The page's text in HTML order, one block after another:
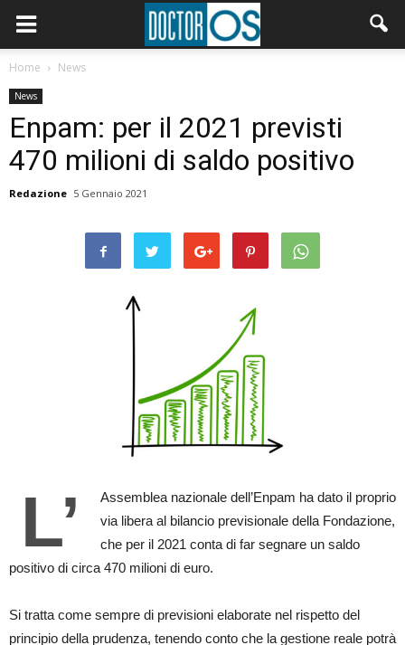
Home News
News
Enpam: per il 2021 previsti
470 milioni di saldo positivo
Redazione 5 Gennaio 2021
L’
Assemblea nazionale dell’Enpam ha dato il proprio
via libera al bilancio previsionale della Fondazione,
che per il 2021 conta di far segnare un saldo
positivo di circa 470 milioni di euro.
Si tratta come sempre di previsioni elaborate nel rispetto del
principio della prudenza, tenendo conto che la gestione reale potrà